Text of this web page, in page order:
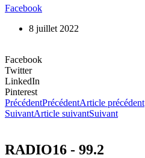
Facebook
8 juillet 2022
Facebook
Twitter
LinkedIn
Pinterest
PrécédentPrécédentArticle précédent
SuivantArticle suivantSuivant
RADIO16 - 99.2